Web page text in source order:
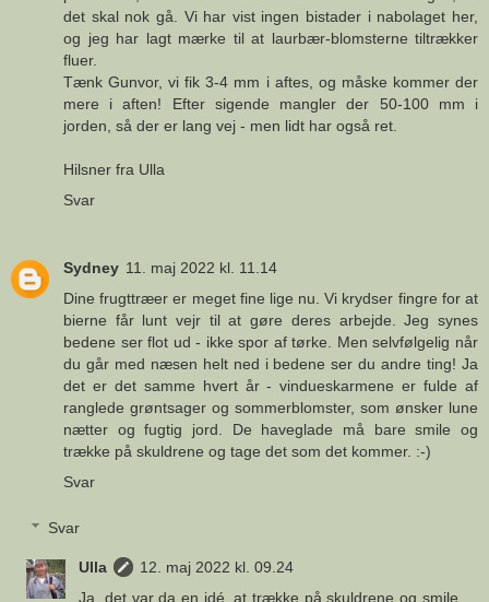
det skal nok gå. Vi har vist ingen bistader i nabolaget her,
og jeg har lagt mærke til at laurbær-blomsterne tiltrækker
fluer.
Tænk Gunvor, vi fik 3-4 mm i aftes, og måske kommer der
mere i aften! Efter sigende mangler der 50-100 mm i
jorden, så der er lang vej - men lidt har også ret.
Hilsner fra Ulla
Svar
Sydney 11. maj 2022 kl. 11.14
Dine frugttræer er meget fine lige nu. Vi krydser fingre for at
bierne får lunt vejr til at gøre deres arbejde. Jeg synes
bedene ser flot ud - ikke spor af tørke. Men selvfølgelig når
du går med næsen helt ned i bedene ser du andre ting! Ja
det er det samme hvert år - vindueskarmene er fulde af
ranglede grøntsager og sommerblomster, som ønsker lune
nætter og fugtig jord. De haveglade må bare smile og
trække på skuldrene og tage det som det kommer. :-)
Svar
Svar
Ulla
12. maj 2022 kl. 09.24
Ja, det var da en idé, at trække på skuldrene og smile.